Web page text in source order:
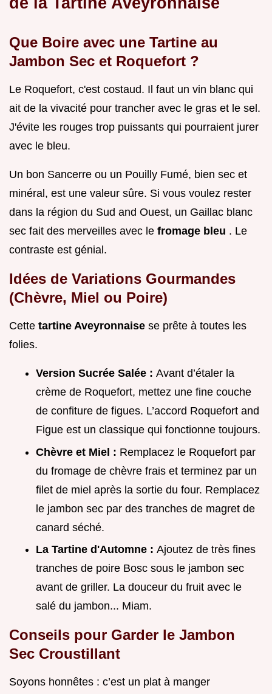
Que Boire avec une Tartine au
Jambon Sec et Roquefort ?
Le Roquefort, c'est costaud. Il faut un vin blanc qui
ait de la vivacité pour trancher avec le gras et le sel.
J'évite les rouges trop puissants qui pourraient jurer
avec le bleu.
Un bon Sancerre ou un Pouilly Fumé, bien sec et
minéral, est une valeur sûre. Si vous voulez rester
dans la région du Sud and Ouest, un Gaillac blanc
sec fait des merveilles avec le fromage bleu . Le
contraste est génial.
Idées de Variations Gourmandes
(Chèvre, Miel ou Poire)
Cette tartine Aveyronnaise se prête à toutes les
folies.
Version Sucrée Salée : Avant d’étaler la
crème de Roquefort, mettez une fine couche
de confiture de figues. L’accord Roquefort and
Figue est un classique qui fonctionne toujours.
Chèvre et Miel : Remplacez le Roquefort par
du fromage de chèvre frais et terminez par un
filet de miel après la sortie du four. Remplacez
le jambon sec par des tranches de magret de
canard séché.
La Tartine d'Automne : Ajoutez de très fines
tranches de poire Bosc sous le jambon sec
avant de griller. La douceur du fruit avec le
salé du jambon... Miam.
Conseils pour Garder le Jambon
Sec Croustillant
Soyons honnêtes : c’est un plat à manger